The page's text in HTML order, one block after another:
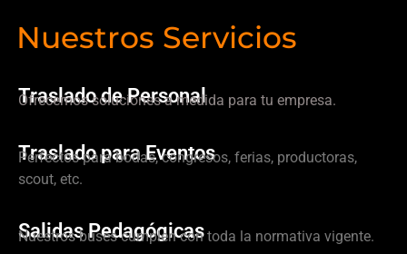
Nuestros Servicios
Traslado de Personal
Ofrecemos soluciones a medida para tu empresa.
Traslado para Eventos
Perfectos para bodas, congresos, ferias, productoras,
scout, etc.
Salidas Pedagógicas
Nuestros buses cumplen con toda la normativa vigente.